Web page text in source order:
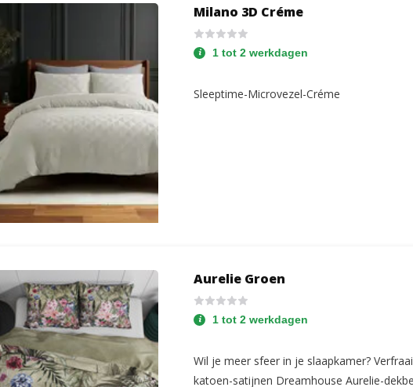
Milano 3D Créme
1 tot 2 werkdagen
Sleeptime-Microvezel-Créme
Aurelie Groen
1 tot 2 werkdagen
Wil je meer sfeer in je slaapkamer?
katoen-satijnen Dreamhouse Aurelie-